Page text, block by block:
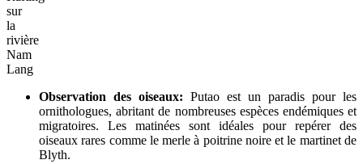
sur
la
rivière
Nam
Lang
Observation des oiseaux: Putao est un paradis pour les
ornithologues, abritant de nombreuses espèces endémiques et
migratoires. Les matinées sont idéales pour repérer des
oiseaux rares comme le merle à poitrine noire et le martinet de
Blyth.